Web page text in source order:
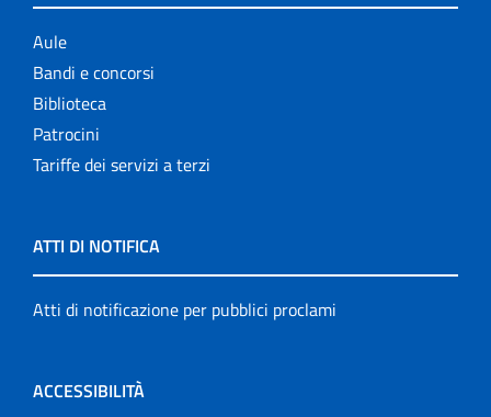
Aule
Bandi e concorsi
Biblioteca
Patrocini
Tariffe dei servizi a terzi
ATTI DI NOTIFICA
Atti di notificazione per pubblici proclami
ACCESSIBILITÀ